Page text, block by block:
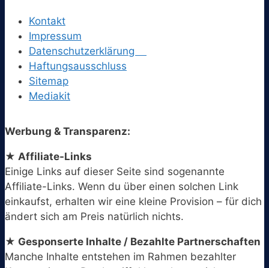
Kontakt
Impressum
Datenschutzerklärung
Haftungsausschluss
Sitemap
Mediakit
Werbung & Transparenz:
★ Affiliate-Links
Einige Links auf dieser Seite sind sogenannte
Affiliate-Links. Wenn du über einen solchen Link
einkaufst, erhalten wir eine kleine Provision – für dich
ändert sich am Preis natürlich nichts.
★ Gesponserte Inhalte / Bezahlte Partnerschaften
Manche Inhalte entstehen im Rahmen bezahlter